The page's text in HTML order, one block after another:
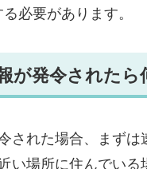
必要があります。
が発令された
された場合、まず
い場所に住んでいる